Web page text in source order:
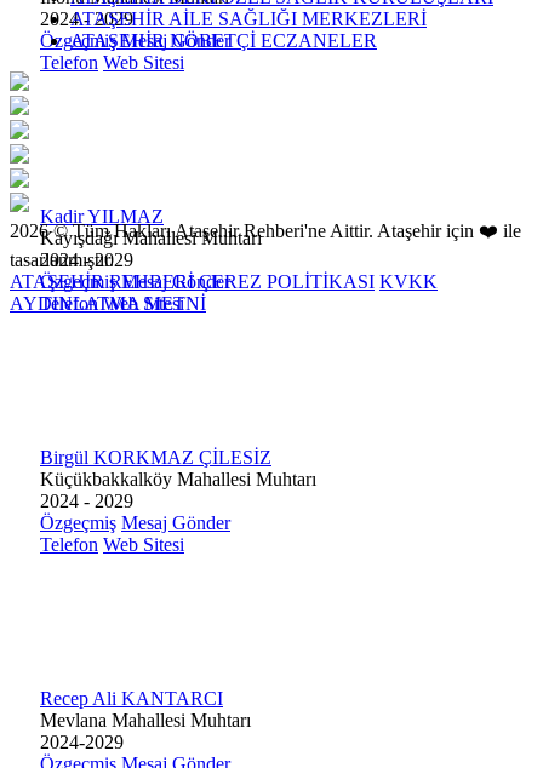
2024 - 2029
Özgeçmiş Mesaj Gönder
Telefon Web Sitesi
Kadir YILMAZ
Kayışdağı Mahallesi Muhtarı
2024 - 2029
Özgeçmiş Mesaj Gönder
Telefon Web Sitesi
Birgül KORKMAZ ÇİLESİZ
Küçükbakkalköy Mahallesi Muhtarı
2024 - 2029
Özgeçmiş Mesaj Gönder
Telefon Web Sitesi
Recep Ali KANTARCI
Mevlana Mahallesi Muhtarı
2024-2029
Özgeçmiş Mesaj Gönder
ATAŞEHİR AİLE SAĞLIĞI MERKEZLERİ
ATAŞEHİR NÖBETÇİ ECZANELER
2026 © Tüm Hakları Ataşehir Rehberi'ne Aittir. Ataşehir için ❤️ ile
tasarlanmıştır.
ATAŞEHİR REHBERİ ÇEREZ POLİTİKASI KVKK
AYDINLATMA METNİ